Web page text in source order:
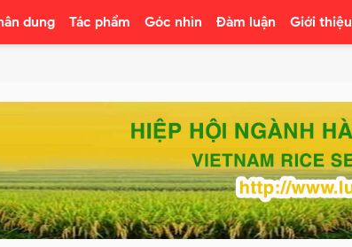
dung Tác phẩm Góc nhìn Đàm luận Giới thiệu